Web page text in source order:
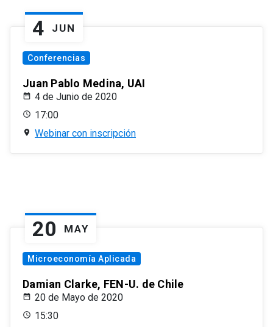
4 JUN
Conferencias
Juan Pablo Medina, UAI
4 de Junio de 2020
17:00
Webinar con inscripción
20 MAY
Microeconomía Aplicada
Damian Clarke, FEN-U. de Chile
20 de Mayo de 2020
15:30